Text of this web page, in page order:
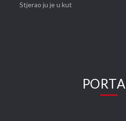
Stjerao ju je u kut